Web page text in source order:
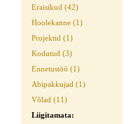
Eraisikud (42)
Hoolekanne (1)
Projektid (1)
Kodutud (3)
Ennetustöö (1)
Abipakkujad (1)
Võlad (11)
Liigitamata: